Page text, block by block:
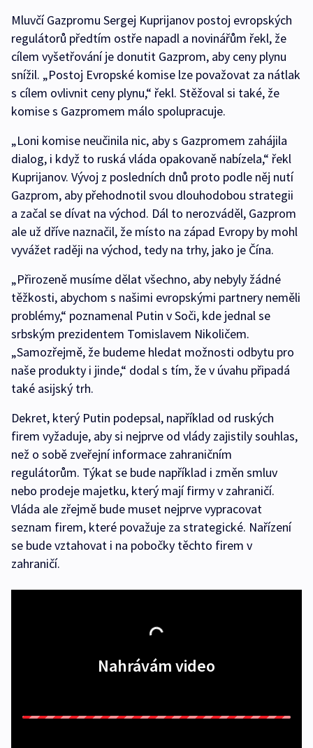
Mluvčí Gazpromu Sergej Kuprijanov postoj evropských
regulátorů předtím ostře napadl a novinářům řekl, že
cílem vyšetřování je donutit Gazprom, aby ceny plynu
snížil. „Postoj Evropské komise lze považovat za nátlak
s cílem ovlivnit ceny plynu,“ řekl. Stěžoval si také, že
komise s Gazpromem málo spolupracuje.
„Loni komise neučinila nic, aby s Gazpromem zahájila
dialog, i když to ruská vláda opakovaně nabízela,“ řekl
Kuprijanov. Vývoj z posledních dnů proto podle něj nutí
Gazprom, aby přehodnotil svou dlouhodobou strategii
a začal se dívat na východ. Dál to nerozváděl, Gazprom
ale už dříve naznačil, že místo na západ Evropy by mohl
vyvážet raději na východ, tedy na trhy, jako je Čína.
„Přirozeně musíme dělat všechno, aby nebyly žádné
těžkosti, abychom s našimi evropskými partnery neměli
problémy,“ poznamenal Putin v Soči, kde jednal se
srbským prezidentem Tomislavem Nikoličem.
„Samozřejmě, že budeme hledat možnosti odbytu pro
naše produkty i jinde,“ dodal s tím, že v úvahu připadá
také asijský trh.
Dekret, který Putin podepsal, například od ruských
firem vyžaduje, aby si nejprve od vlády zajistily souhlas,
než o sobě zveřejní informace zahraničním
regulátorům. Týkat se bude například i změn smluv
nebo prodeje majetku, který mají firmy v zahraničí.
Vláda ale zřejmě bude muset nejprve vypracovat
seznam firem, které považuje za strategické. Nařízení
se bude vztahovat i na pobočky těchto firem v
zahraničí.
Nahrávám video